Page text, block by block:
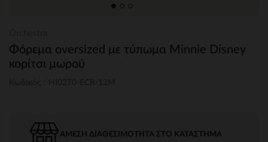
Φόρεμα oversized με τύπωμα Minnie Disney
κορίτσι μωρού
ΆΜΕΣΗ ΔΙΑΘΕΣΙΜΌΤΗΤΑ ΣΤΟ ΚΑΤΆΣΤΗΜΑ